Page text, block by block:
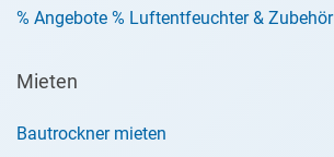
% Angebote % Luftentfeuchter & Zubehör
Mieten
Bautrockner mieten